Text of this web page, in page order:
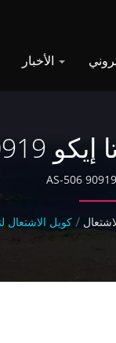
02240
90919-
/ كويل الاشتعال